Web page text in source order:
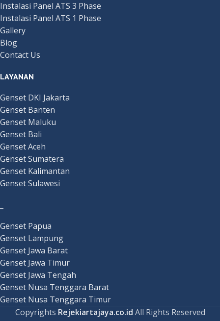
Instalasi Panel ATS 3 Phase
Instalasi Panel ATS 1 Phase
Gallery
Blog
Contact Us
LAYANAN
Genset DKI Jakarta
Genset Banten
Genset Maluku
Genset Bali
Genset Aceh
Genset Sumatera
Genset Kalimantan
Genset Sulawesi
Genset Papua
Genset Lampung
Genset Jawa Barat
Genset Jawa Timur
Genset Jawa Tengah
Genset Nusa Tenggara Barat
Genset Nusa Tenggara Timur
Copyrights Rejekiartajaya.co.id All Rights Reserved